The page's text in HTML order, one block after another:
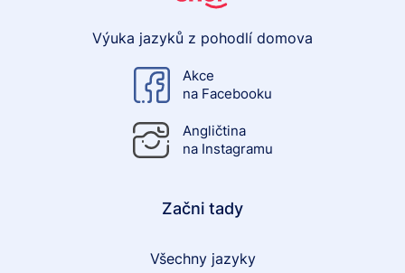
Výuka jazyků z pohodlí domova
Akce
na Facebooku
Angličtina
na Instagramu
Začni tady
Všechny jazyky